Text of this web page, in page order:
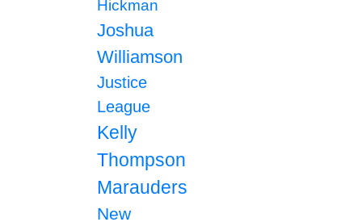
Hickman
Joshua
Williamson
Justice
League
Kelly
Thompson
Marauders
New